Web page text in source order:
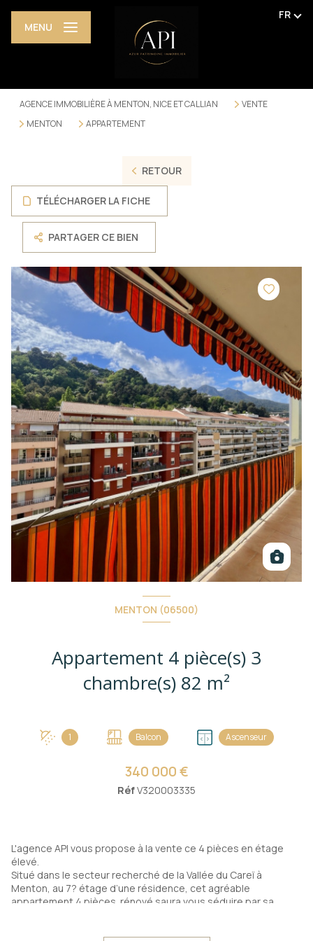
FR
MENU
AGENCE IMMOBILIÈRE À MENTON, NICE ET CALLIAN
VENTE
MENTON
APPARTEMENT
RETOUR
TÉLÉCHARGER LA FICHE
PARTAGER CE BIEN
MENTON (06500)
Appartement 4 pièce(s) 3
chambre(s) 82 m²
1 Balcon Ascenseur
340 000 €
RéfV320003335
L'agence API vous propose à la vente ce 4 pièces en étage
élevé.
Situé dans le secteur recherché de la Vallée du Careï à
Menton, au 7? étage d’une résidence, cet agréable
appartement 4 pièces rénové saura vous séduire par sa